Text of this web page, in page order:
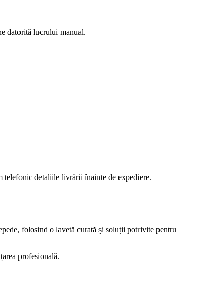
datorită lucrului manual.
telefonic detaliile livrării înainte de expediere.
folosind o lavetă curată și soluții potrivite pentru
profesională.